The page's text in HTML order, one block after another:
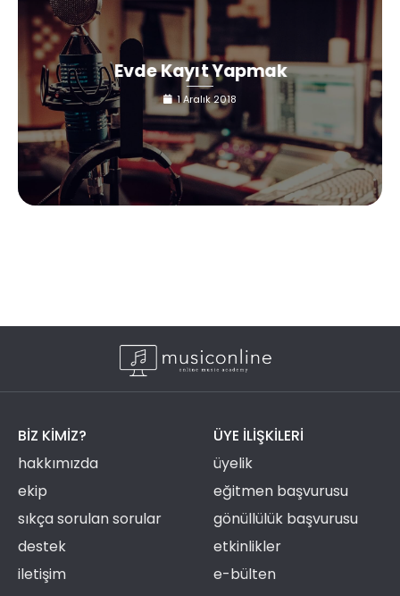
Evde Kayıt Yapmak
1 Aralık 2018
BIZ KIMIZ?
hakkımızda
ekip
sıkça sorulan sorular
destek
iletişim
ÜYE ILIŞKILERI
üyelik
eğitmen başvurusu
gönüllülük başvurusu
etkinlikler
e-bülten